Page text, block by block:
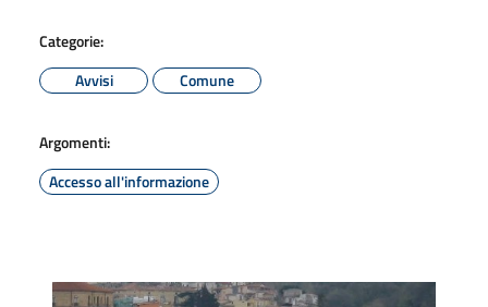
Categorie:
Avvisi
Comune
Argomenti:
Accesso all'informazione